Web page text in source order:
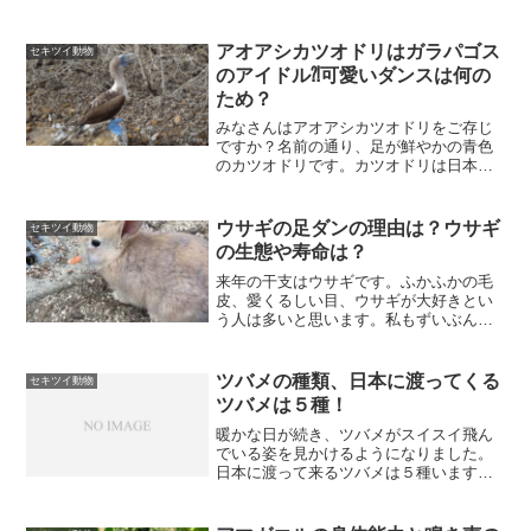
の映画ですが、ユニバーサルスタジオの
アトラクションもあるので、若...
セキツイ動物
アオアシカツオドリはガラパゴス
のアイドル⁈可愛いダンスは何の
ため？
みなさんはアオアシカツオドリをご存じ
ですか？名前の通り、足が鮮やかの青色
のカツオドリです。カツオドリは日本に
リが紹介されました。アオアシカツオド
リではエクアドルのガラパ...
セキツイ動物
ウサギの足ダンの理由は？ウサギ
の生態や寿命は？
来年の干支はウサギです。ふかふかの毛
皮、愛くるしい目、ウサギが大好きとい
う人は多いと思います。私もずいぶん前
ラビットそっくりで、とても可愛いので
すが、抱っこが嫌いでなか...
セキツイ動物
ツバメの種類、日本に渡ってくる
ツバメは５種！
暖かな日が続き、ツバメがスイスイ飛ん
でいる姿を見かけるようになりました。
日本に渡って来るツバメは５種います。